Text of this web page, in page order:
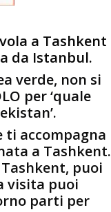
a Tashkent
da Istanbul.
verde, non si
per ‘quale
ti accompagna
a Tashkent.
puoi
visita puoi
parti per